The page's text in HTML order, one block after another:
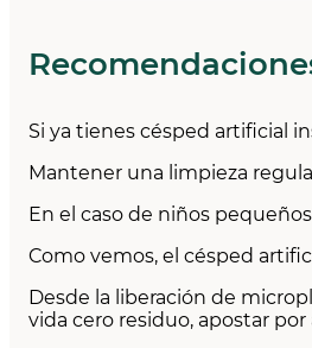
Si ya tienes césped artificial
Mantener una limpieza
En el caso de niños
Como vemos, el césped
Desde la liberación de
vida cero residuo, apostar